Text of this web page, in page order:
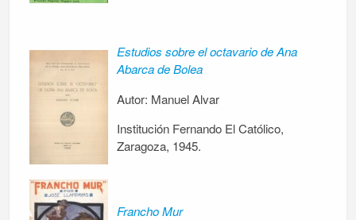
Estudios sobre el octavario de Ana
Abarca de Bolea
Autor: Manuel Alvar
Institución Fernando El Católico,
Zaragoza, 1945.
Francho Mur